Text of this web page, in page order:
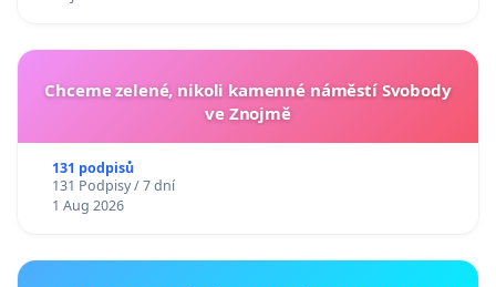
Chceme zelené, nikoli kamenné náměstí Svobody
ve Znojmě
131 podpisů
131 Podpisy / 7 dní
1 Aug 2026